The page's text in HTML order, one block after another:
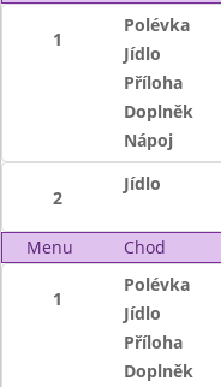
1
Polévka
Jídlo
Příloha
Doplněk
Nápoj
2
Jídlo
Menu Chod
1
Polévka
Jídlo
Příloha
Doplněk